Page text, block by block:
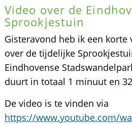
Video over de
Sprookjestuin
Gisteravond heb ik een korte
over de tijdelijke
Eindhovense
duurt in totaal 1 minuut en
De video is te vinden via
https://www.youtube.com/